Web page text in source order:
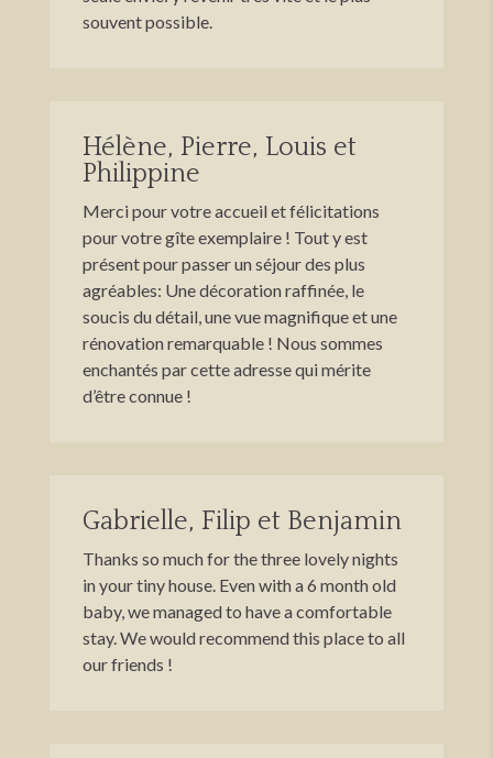
souvent possible.
Hélène, Pierre, Louis et
Philippine
Merci pour votre accueil et félicitations
pour votre gîte exemplaire ! Tout y est
présent pour passer un séjour des plus
agréables: Une décoration raffinée, le
soucis du détail, une vue magnifique et une
rénovation remarquable ! Nous sommes
enchantés par cette adresse qui mérite
d’être connue !
Gabrielle, Filip et Benjamin
Thanks so much for the three lovely nights
in your tiny house. Even with a 6 month old
baby, we managed to have a comfortable
stay. We would recommend this place to all
our friends !